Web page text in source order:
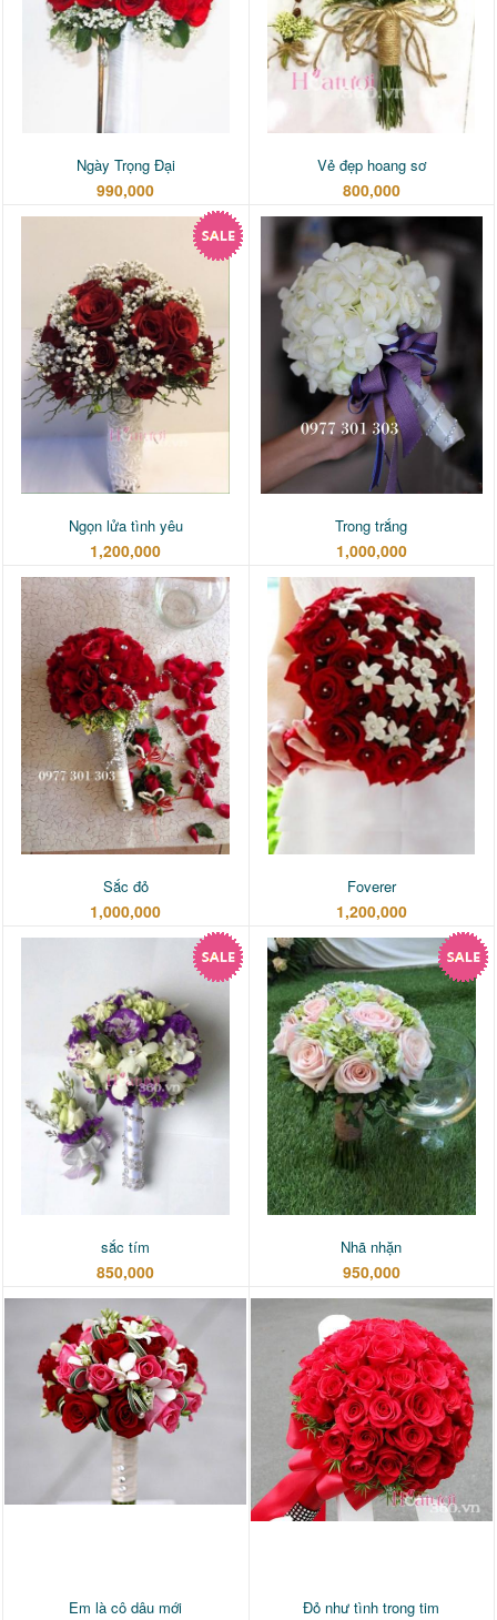
Ngày Trọng Đại
990,000
Vẻ đẹp hoang sơ
800,000
Ngọn lửa tình yêu
1,200,000
Trong trắng
1,000,000
Sắc đỏ
1,000,000
Foverer
1,200,000
sắc tím
850,000
Nhã nhặn
950,000
Em là cô dâu mới Đỏ như tình trong tim